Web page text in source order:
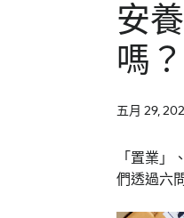
安
嗎？
五月 29,
「置業」
們透過六